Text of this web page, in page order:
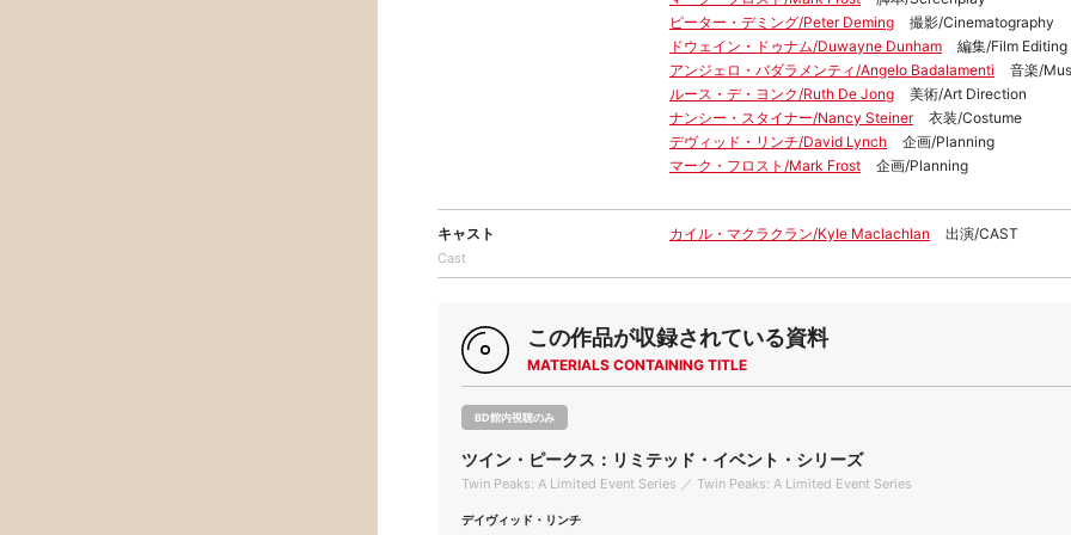
ピーター・デミング/Peter Deming
撮影/Cinematography
ドウェイン・ドゥナム/Duwayne Dunham
編集/Film Editing
アンジェロ・バダラメンティ/Angelo Badalamenti
音楽/
ルース・デ・ヨンク/Ruth De Jong
美術/Art Direction
ナンシー・スタイナー/Nancy Steiner
衣装/Costume
デヴィッド・リンチ/David Lynch
企画/Planning
マーク・フロスト/Mark Frost
企画/Planning
キャスト
Cast
カイル・マクラクラン/Kyle Maclachlan 出演/CAST
この作品が収録されている資料
MATERIALS CONTAINING TITLE
BD館内視聴のみ
ツイン・ピークス：リミテッド・イベント・シリーズ
Twin Peaks: A Limited Event Series ／ Twin Peaks: A Limited Event Series
デイヴィッド・リンチ